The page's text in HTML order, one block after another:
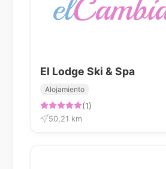
El Lodge Ski & Spa
Alojamiento
(1)
50,21 km